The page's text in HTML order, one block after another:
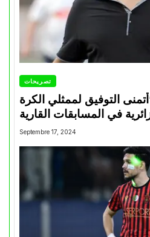
تصريحات
التوفيق لممثلي الكرة
Septembre 17, 2024